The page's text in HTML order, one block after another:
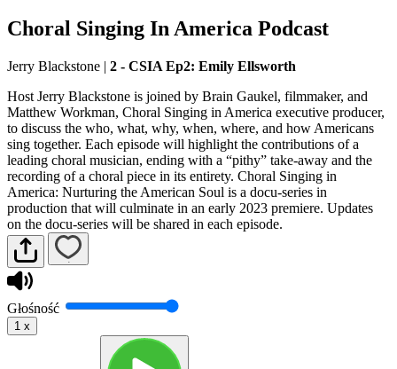
Choral Singing In America Podcast
Jerry Blackstone | 2 - CSIA Ep2: Emily Ellsworth
Host Jerry Blackstone is joined by Brain Gaukel, filmmaker, and
Matthew Workman, Choral Singing in America executive producer,
to discuss the who, what, why, when, where, and how Americans
sing together. Each episode will highlight the contributions of a
leading choral musician, ending with a “pithy” take-away and the
recording of a choral piece in its entirety. Choral Singing in
America: Nurturing the American Soul is a docu-series in
production that will culminate in an early 2023 premiere. Updates
on the docu-series will be shared in each episode.
Głośność
1 x